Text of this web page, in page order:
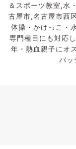
＆スポーツ教室,水
古屋市,名古屋市西
体操・かけっこ・
専門種目にも対応
年・熱血親子にオ
バッ